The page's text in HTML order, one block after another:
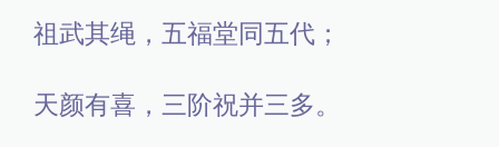
祖武其绳，五福堂同五代；
天颜有喜，三阶祝并三多。